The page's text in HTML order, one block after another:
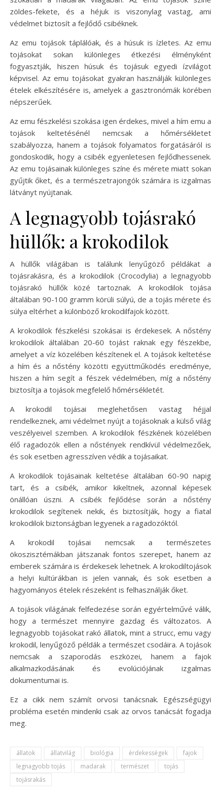
zöldes-fekete, és a héjuk is viszonylag vastag, ami
védelmet biztosít a fejlődő csibéknek.
Az emu tojások táplálóak, és a húsuk is ízletes. Az emu
tojásokat sokan különleges étkezési élményként
fogyasztják, hiszen húsuk és tojásuk egyedi ízvilágot
képvisel. Az emu tojásokat gyakran használják különleges
ételek elkészítésére is, amelyek a gasztronómák körében
népszerűek.
Az emu fészkelési szokása igen érdekes, mivel a hím emu a
tojások keltetésénél nemcsak a hőmérsékletet
szabályozza, hanem a tojások folyamatos forgatásáról is
gondoskodik, hogy a csibék egyenletesen fejlődhessenek.
Az emu tojásainak különleges színe és mérete miatt sokan
gyűjtik őket, és a természetrajongók számára is izgalmas
látványt nyújtanak.
A legnagyobb tojásrakó
hüllők: a krokodilok
A hüllők világában is találunk lenyűgöző példákat a
tojásrakásra, és a krokodilok (Crocodylia) a legnagyobb
tojásrakó hüllők közé tartoznak. A krokodilok tojása
általában 90-100 gramm körüli súlyú, de a tojás mérete és
súlya eltérhet a különböző krokodilfajok között.
A krokodilok fészkelési szokásai is érdekesek. A nőstény
krokodilok általában 20-60 tojást raknak egy fészekbe,
amelyet a víz közelében készítenek el. A tojások keltetése
a hím és a nőstény közötti együttműködés eredménye,
hiszen a hím segít a fészek védelmében, míg a nőstény
biztosítja a tojások megfelelő hőmérsékletét.
A krokodil tojásai meglehetősen vastag héjjal
rendelkeznek, ami védelmet nyújt a tojásoknak a külső világ
veszélyeivel szemben. A krokodilok fészkének közelében
élő ragadozók ellen a nőstények rendkívül védelmezőek,
és sok esetben agresszíven védik a tojásaikat.
A krokodilok tojásainak keltetése általában 60-90 napig
tart, és a csibék, amikor kikeltnek, azonnal képesek
önállóan úszni. A csibék fejlődése során a nőstény
krokodilok segítenek nekik, és biztosítják, hogy a fiatal
krokodilok biztonságban legyenek a ragadozóktól.
A krokodil tojásai nemcsak a természetes
ökoszisztémákban játszanak fontos szerepet, hanem az
emberek számára is érdekesek lehetnek. A krokodiltojások
a helyi kultúrákban is jelen vannak, és sok esetben a
hagyományos ételek részeként is felhasználják őket.
A tojások világának felfedezése során egyértelművé válik,
hogy a természet mennyire gazdag és változatos. A
legnagyobb tojásokat rakó állatok, mint a strucc, emu vagy
krokodil, lenyűgöző példák a természet csodáira. A tojások
nemcsak a szaporodás eszközei, hanem a fajok
alkalmazkodásának és evolúciójának izgalmas
dokumentumai is.
Ez a cikk nem számít orvosi tanácsnak. Egészségügyi
probléma esetén mindenki csak az orvos tanácsát fogadja
meg.
állatok állatvilág biológia érdekességek
fajok
legnagyobb tojás
madarak természet
tojás
tojásrakás